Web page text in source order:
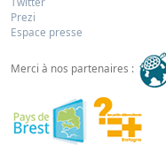
Prezi
Espace presse
Merci à nos partenaires :